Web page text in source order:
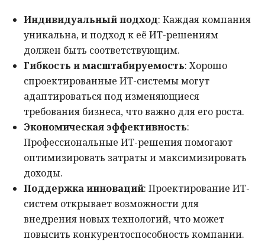
Индивидуальный подход: Каждая компания
уникальна, и подход к её ИТ-решениям
должен быть соответствующим.
Гибкость и масштабируемость: Хорошо
спроектированные ИТ-системы могут
адаптироваться под изменяющиеся
требования бизнеса, что важно для его роста.
Экономическая эффективность:
Профессиональные ИТ-решения помогают
оптимизировать затраты и максимизировать
доходы.
Поддержка инноваций: Проектирование ИТ-
систем открывает возможности для
внедрения новых технологий, что может
повысить конкурентоспособность компании.